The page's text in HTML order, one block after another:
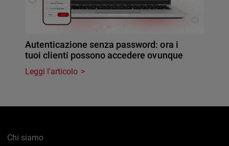
Autenticazione senza password: ora i
tuoi clienti possono accedere ovunque
Leggi l'articolo
Chi siamo